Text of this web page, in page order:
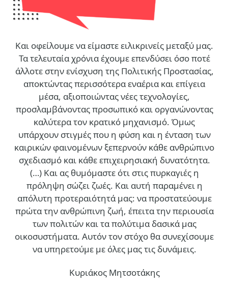
Και οφείλουμε να είμαστε ειλικρινείς μεταξύ μας.
Τα τελευταία χρόνια έχουμε επενδύσει όσο ποτέ
άλλοτε στην ενίσχυση της Πολιτικής Προστασίας,
αποκτώντας περισσότερα εναέρια και επίγεια
μέσα, αξιοποιώντας νέες τεχνολογίες,
προσλαμβάνοντας προσωπικό και οργανώνοντας
καλύτερα τον κρατικό μηχανισμό. Όμως
υπάρχουν στιγμές που η φύση και η ένταση των
καιρικών φαινομένων ξεπερνούν κάθε ανθρώπινο
σχεδιασμό και κάθε επιχειρησιακή δυνατότητα.
(…) Και ας θυμόμαστε ότι στις πυρκαγιές η
πρόληψη σώζει ζωές. Και αυτή παραμένει η
απόλυτη προτεραιότητά μας: να προστατεύουμε
πρώτα την ανθρώπινη ζωή, έπειτα την περιουσία
των πολιτών και τα πολύτιμα δασικά μας
οικοσυστήματα. Αυτόν τον στόχο θα συνεχίσουμε
να υπηρετούμε με όλες μας τις δυνάμεις.
Κυριάκος Μητσοτάκης